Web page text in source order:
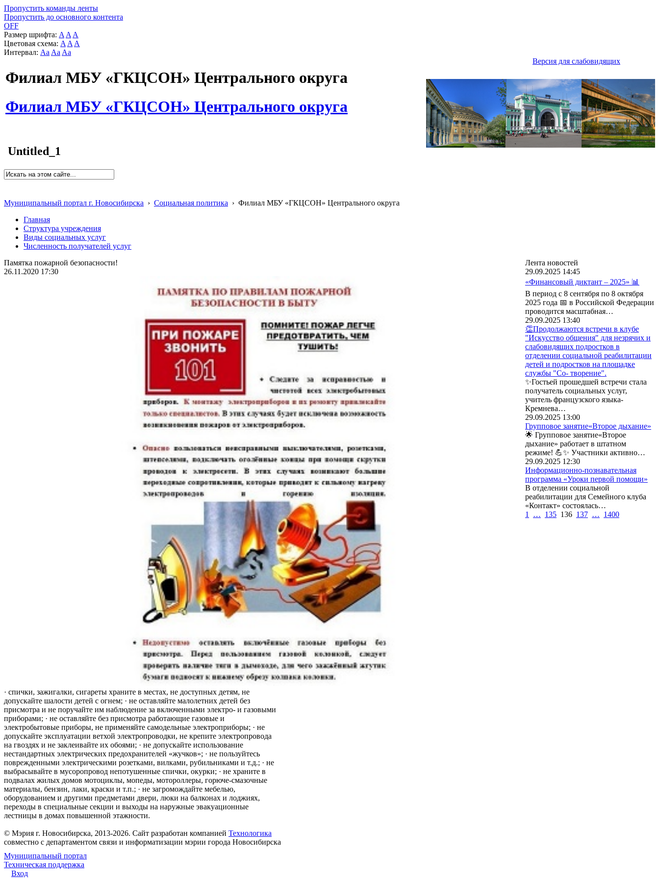
Пропустить команды ленты
Пропустить до основного контента
OFF
Размер шрифта: A A A
Цветовая схема: A A A
Интервал: Aa Aa Aa
Версия для слабовидящих
Филиал МБУ «ГКЦСОН» Центрального округа
Филиал МБУ «ГКЦСОН» Центрального округа
Untitled_1
Муниципальный портал г. Новосибирска › Социальная политика › Филиал МБУ «ГКЦСОН» Центрального округа
Главная
Структура учреждения
Виды социальных услуг
Численность получателей услуг
Памятка пожарной безопасности!
26.11.2020 17:30
· спички, зажигалки, сигареты храните в местах, не доступных детям, не
допускайте шалости детей с огнем; · не оставляйте малолетних детей без
присмотра и не поручайте им наблюдение за включенными электро- и газовыми
приборами; · не оставляйте без присмотра работающие газовые и
электробытовые приборы, не применяйте самодельные электроприборы; · не
допускайте эксплуатации ветхой электропроводки, не крепите электропровода
на гвоздях и не заклеивайте их обоями; · не допускайте использование
нестандартных электрических предохранителей «жучков»; · не пользуйтесь
поврежденными электрическими розетками, вилками, рубильниками и т.д.; · не
выбрасывайте в мусоропровод непотушенные спички, окурки; · не храните в
подвалах жилых домов мотоциклы, мопеды, мотороллеры, горюче-смазочные
материалы, бензин, лаки, краски и т.п.; · не загромождайте мебелью,
оборудованием и другими предметами двери, люки на балконах и лоджиях,
переходы в специальные секции и выходы на наружные эвакуационные
лестницы в домах повышенной этажности.
Лента новостей
29.09.2025 14:45
«Финансовый диктант – 2025» 📊
В период с 8 сентября по 8 октября
2025 года 📅 в Российской Федерации
проводится масштабная…
29.09.2025 13:40
👏Продолжаются встречи в клубе
"Искусство общения" для незрячих и
слабовидящих подростков в
отделении социальной реабилитации
детей и подростков на площадке
службы "Со- творение".
✨Гостьей прошедшей встречи стала
получатель социальных услуг,
учитель французского языка-
Кремнева…
29.09.2025 13:00
Групповое занятие«Второе дыхание»
🌟 Групповое занятие«Второе
дыхание» работает в штатном
режиме! 💪✨ Участники активно…
29.09.2025 12:30
Информационно-познавательная
программа «Уроки первой помощи»
В отделении социальной
реабилитации для Семейного клуба
«Контакт» состоялась…
1
… 135 136 137 … 1400
© Мэрия г. Новосибирска, 2013-2026. Сайт разработан компанией Технологика
совместно с департаментом связи и информатизации мэрии города Новосибирска
Муниципальный портал
Техническая поддержка
Вход